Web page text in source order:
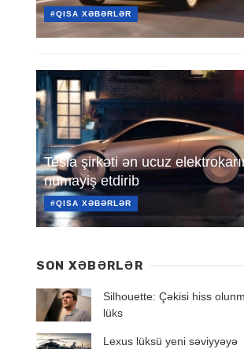
#QISA XƏBƏRLƏR
Tesla şirkəti ən ucuz
nümayiş etdirib
#QISA XƏBƏRLƏR
SON XƏBƏRLƏR
Silhouette: Çəkisi hiss
lüks
Lexus lüksü yeni səviyyəyə